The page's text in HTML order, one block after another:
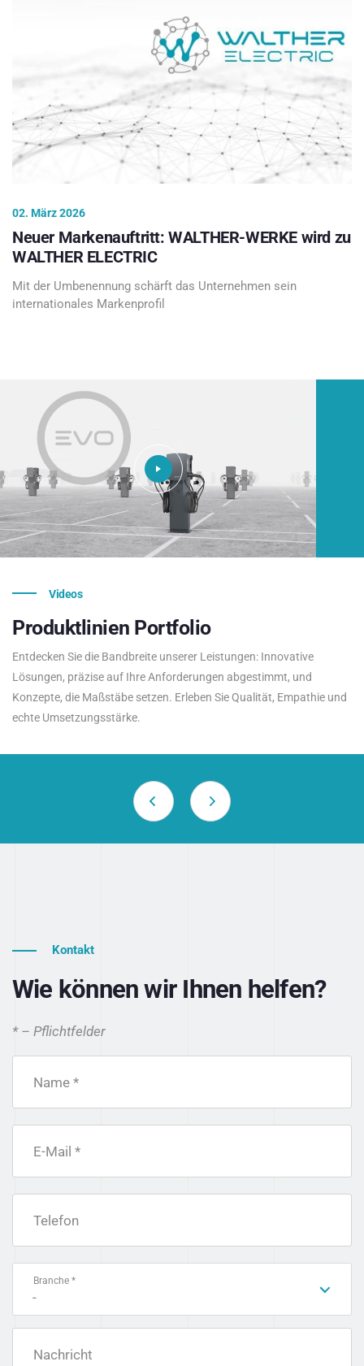
02. März 2026
Neuer Markenauftritt: WALTHER-WERKE wird zu
WALTHER ELECTRIC
Mit der Umbenennung schärft das Unternehmen sein
internationales Markenprofil
Videos
Produktlinien Portfolio
Entdecken Sie die Bandbreite unserer Leistungen: Innovative
Lösungen, präzise auf Ihre Anforderungen abgestimmt, und
Konzepte, die Maßstäbe setzen. Erleben Sie Qualität, Empathie und
echte Umsetzungsstärke.
Kontakt
Wie können wir Ihnen helfen?
* – Pflichtfelder
Name *
E-Mail *
Telefon
Branche *
-
Nachricht